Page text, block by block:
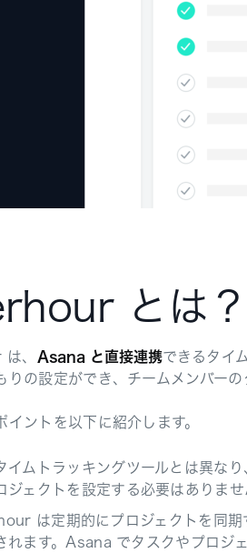
とは？
、 Asana と直接連携できるタイ
りの設定ができ、チームメンバー
イントを以下に紹介します。
イムトラッキングツールとは異な
ジェクトを設定する必要はありま
は定期的にプロジェクトを同
れます。Asana でタスクやプロジ